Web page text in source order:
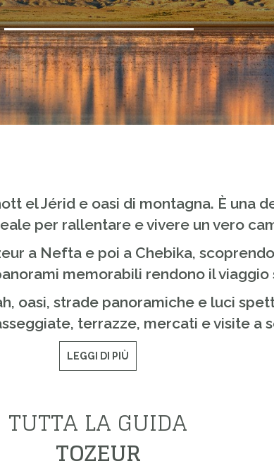
el Jérid e oasi di montagna. È una
per rallentare e vivere un vero
a Nefta e poi a Chebika,
memorabili rendono il viaggio
oasi, strade panoramiche e luci
terrazze, mercati e visite a
LEGGI DI PIÙ
TUTTA LA GUIDA
TOZEUR